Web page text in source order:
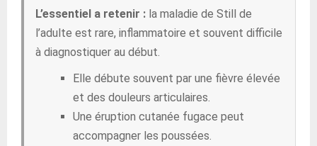
L’essentiel a retenir : la maladie de Still de
l’adulte est rare, inflammatoire et souvent difficile
à diagnostiquer au début.
Elle débute souvent par une fièvre élevée
et des douleurs articulaires.
Une éruption cutanée fugace peut
accompagner les poussées.